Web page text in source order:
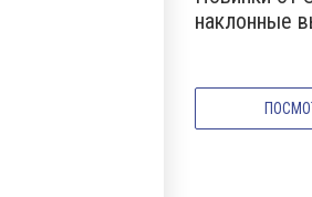
наклонные